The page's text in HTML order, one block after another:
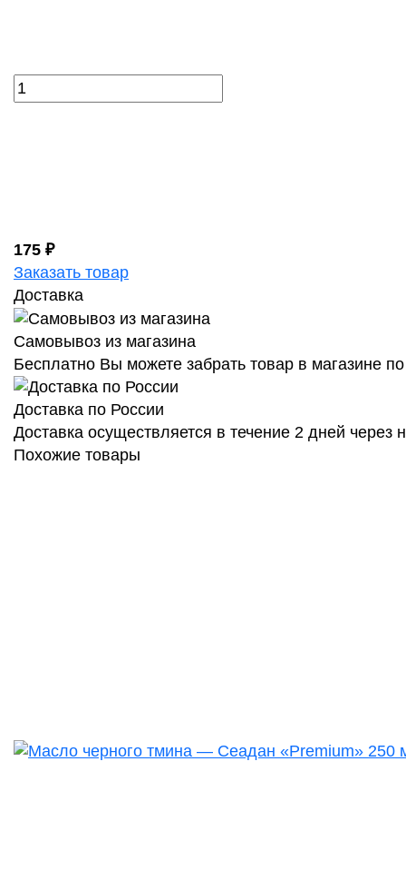
175 ₽
Заказать товар
Доставка
Самовывоз из магазина
Бесплатно Вы можете забрать товар в магазине
Доставка по России
Доставка осуществляется в течение 2 дней
Похожие товары